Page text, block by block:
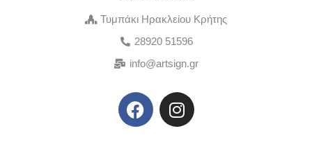
Τυμπάκι Ηρακλείου Κρήτης
28920 51596
info@artsign.gr